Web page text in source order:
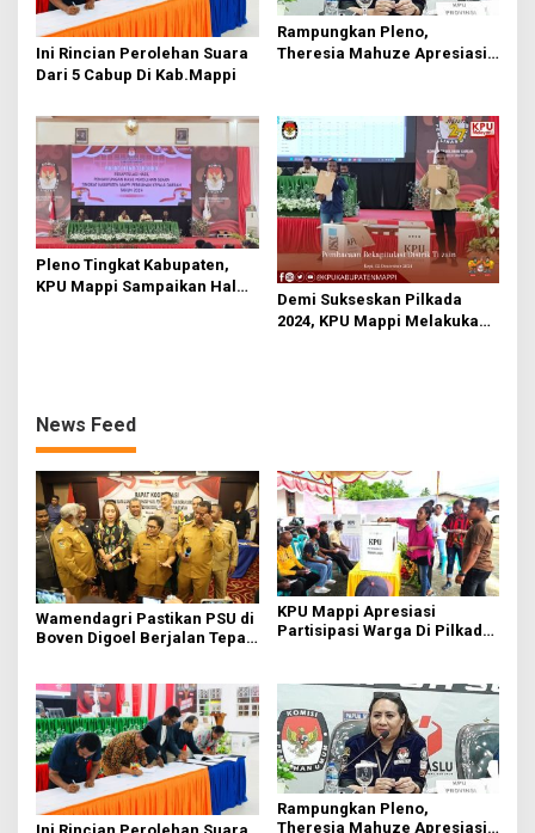
Ini Rincian Perolehan Suara
Dari 5 Cabup Di Kab.Mappi
Rampungkan Pleno,
Theresia Mahuze Apresiasi
Pleno Tingkat Kabupaten,
KPU Mappi Sampaikan Hal
Demi Sukseskan Pilkada
2024, KPU Mappi Melakukan
News Feed
Wamendagri Pastikan PSU di
Boven Digoel Berjalan Tepat
KPU Mappi Apresiasi
Partisipasi Warga Di Pilkada
Rampungkan Pleno,
Theresia Mahuze Apresiasi